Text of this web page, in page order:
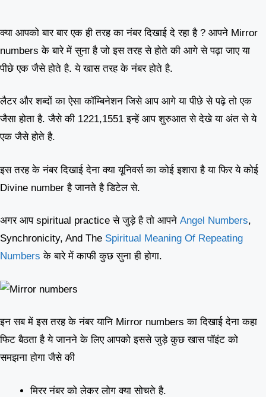
क्या आपको बार बार एक ही तरह का नंबर दिखाई दे रहा है ? आपने Mirror
numbers के बारे में सुना है जो इस तरह से होते की आगे से पढ़ा जाए या
पीछे एक जैसे होते है. ये खास तरह के नंबर होते है.
लैटर और शब्दों का ऐसा कॉम्बिनेशन जिसे आप आगे या पीछे से पढ़े तो एक
जैसा होता है. जैसे की 1221,1551 इन्हें आप शुरुआत से देखे या अंत से ये
एक जैसे होते है.
इस तरह के नंबर दिखाई देना क्या यूनिवर्स का कोई इशारा है या फिर ये कोई
Divine number है जानते है डिटेल से.
अगर आप spiritual practice से जुड़े है तो आपने Angel Numbers,
Synchronicity, And The Spiritual Meaning Of Repeating
Numbers के बारे में काफी कुछ सुना ही होगा.
इन सब में इस तरह के नंबर यानि Mirror numbers का दिखाई देना कहा
फिट बैठता है ये जानने के लिए आपको इससे जुड़े कुछ खास पॉइंट को
समझना होगा जैसे की
मिरर नंबर को लेकर लोग क्या सोचते है.